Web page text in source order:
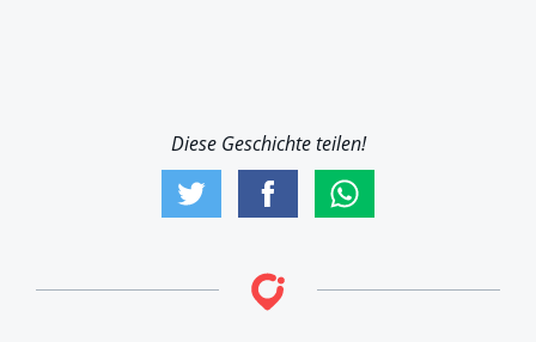
Diese Geschichte teilen!